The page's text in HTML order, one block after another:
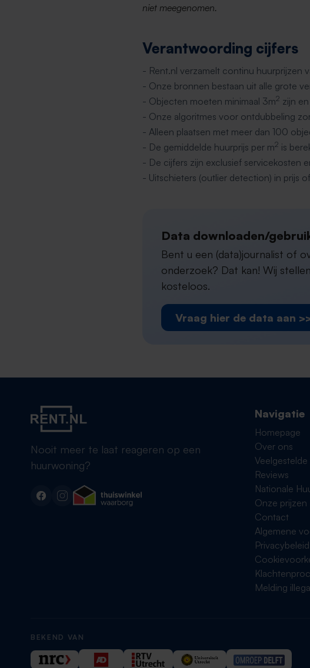
niet meegenomen.
Verantwoording cijfers
- Rent.nl verzamelt continu huurprijzen
- Onze bronnen bestaan uit alle grote
- Objecten moeten minimaal 3m2 zijn
- Onze algoritmes voor ontdubbeling
- Alleen plaatsen met meer dan 100
- De gemiddelde huurprijs per m2 is
- De cijfers zijn exclusief servicekosten
- Uitschieters (outlier detection) in prijs
Data downloaden/
Bent u een (data)journalist of
onderzoek? Dat kan! Wij
kosteloos.
Vraag hier de data aan
Nooit meer te laat reageren op een
huurwoning?
Navigatie
Homepage
Over ons
Veelgestelde
Reviews
Nationale
Onze prijzen
Contact
Algemene
Privacybeleid
Melding
BEKEND VAN